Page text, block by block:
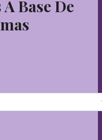
Base De